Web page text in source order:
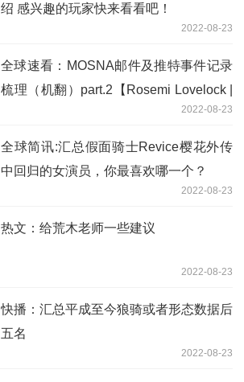
绍 感兴趣的玩家快来看看吧！
2022-08-23
全球速看：MOSNA邮件及推特事件记录
梳理（机翻）part.2【Rosemi Lovelock |
2022-08-23
全球简讯:汇总假面骑士Revice樱花外传
中回归的女演员，你最喜欢哪一个？
2022-08-23
热文：给荒木老师一些建议
2022-08-23
快播：汇总平成至今狼骑或者形态数据后
五名
2022-08-23